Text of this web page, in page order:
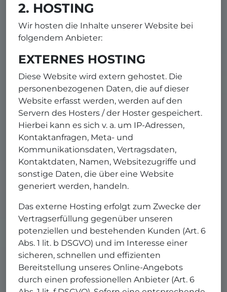
2. HOSTING
Wir hosten die Inhalte unserer Website bei
folgendem Anbieter:
EXTERNES HOSTING
Diese Website wird extern gehostet. Die
personenbezogenen Daten, die auf dieser
Website erfasst werden, werden auf den
Servern des Hosters / der Hoster gespeichert.
Hierbei kann es sich v. a. um IP-Adressen,
Kontaktanfragen, Meta- und
Kommunikationsdaten, Vertragsdaten,
Kontaktdaten, Namen, Websitezugriffe und
sonstige Daten, die über eine Website
generiert werden, handeln.
Das externe Hosting erfolgt zum Zwecke der
Vertragserfüllung gegenüber unseren
potenziellen und bestehenden Kunden (Art. 6
Abs. 1 lit. b DSGVO) und im Interesse einer
sicheren, schnellen und effizienten
Bereitstellung unseres Online-Angebots
durch einen professionellen Anbieter (Art. 6